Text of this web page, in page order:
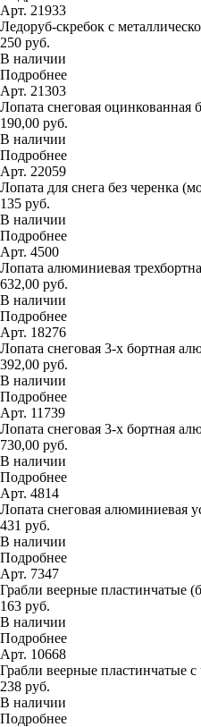
Арт. 21933
Ледоруб-скребок с
250 руб.
В наличии
Подробнее
Арт. 21303
Лопата снеговая оцинкованная
190,00 руб.
В наличии
Подробнее
Арт. 22059
Лопата для снега без черенка
135 руб.
В наличии
Подробнее
Арт. 4500
Лопата алюминиевая
632,00 руб.
В наличии
Подробнее
Арт. 18276
Лопата снеговая 3-х бортная
392,00 руб.
В наличии
Подробнее
Арт. 11739
Лопата снеговая 3-х бортная
730,00 руб.
В наличии
Подробнее
Арт. 4814
Лопата снеговая алюминиевая
431 руб.
В наличии
Подробнее
Арт. 7347
Грабли веерные пластинчатые
163 руб.
В наличии
Подробнее
Арт. 10668
Грабли веерные пластинчатые с
238 руб.
В наличии
Подробнее